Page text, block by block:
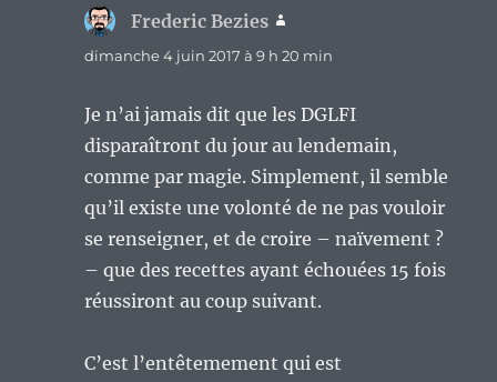
Frederic Bezies
dimanche 4 juin 2017 à 9 h 20 min
Je n’ai jamais dit que les DGLFI
disparaîtront du jour au lendemain,
comme par magie. Simplement, il semble
qu’il existe une volonté de ne pas vouloir
se renseigner, et de croire – naïvement ?
– que des recettes ayant échouées 15 fois
réussiront au coup suivant.
C’est l’entêtemement qui est